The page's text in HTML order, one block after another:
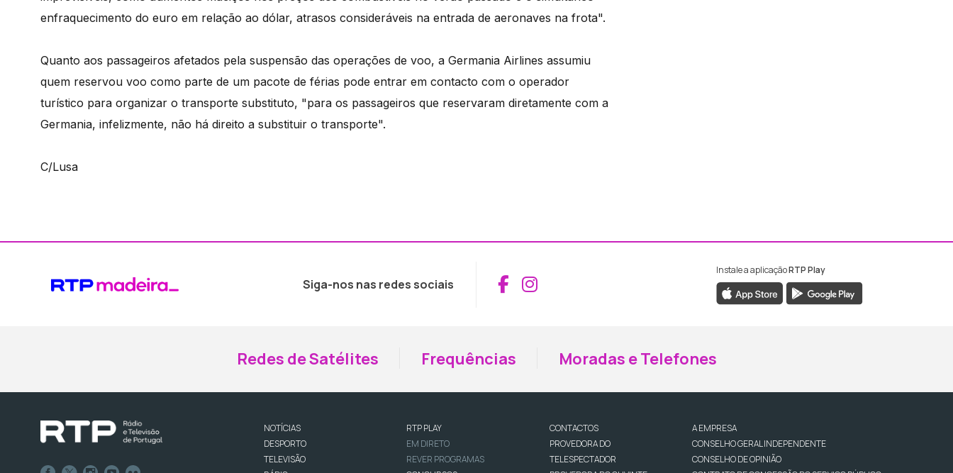
enfraquecimento do euro em relação ao dólar, atrasos consideráveis na entrada de aeronaves na frota".
Quanto aos passageiros afetados pela suspensão das operações de voo, a Germania Airlines assumiu
quem reservou voo como parte de um pacote de férias pode entrar em contacto com o operador
turístico para organizar o transporte substituto, "para os passageiros que reservaram diretamente com a
Germania, infelizmente, não há direito a substituir o transporte".
C/Lusa
Siga-nos nas redes sociais Aceder ao Facebook da RTP Madeira
Aceder ao Instagram da RTP Madeira
Instale a aplicaçãoRTP Play
Redes de Satélites Frequências Moradas e Telefones
NOTÍCIAS
DESPORTO
TELEVISÃO
RTP PLAY
EM DIRETO
REVER PROGRAMAS
CONTACTOS
PROVEDORA DO
TELESPECTADOR
A EMPRESA
CONSELHO GERAL INDEPENDENTE
CONSELHO DE OPINIÃO